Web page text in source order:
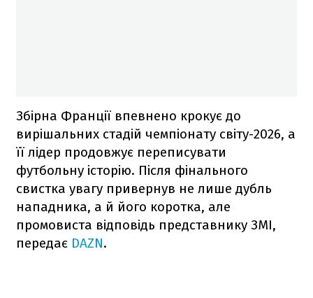
Збірна Франції впевнено крокує до
вирішальних стадій чемпіонату світу-2026, а
її лідер продовжує переписувати
футбольну історію. Після фінального
свистка увагу привернув не лише дубль
нападника, а й його коротка, але
промовиста відповідь представнику ЗМІ,
передає DAZN.